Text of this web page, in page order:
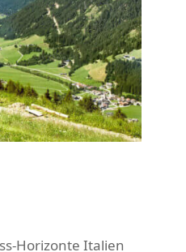
Horizonte Italien